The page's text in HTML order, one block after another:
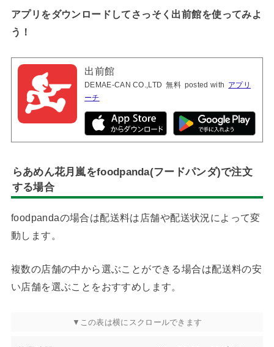
アプリをダウンロードしてさっそく出前館を使ってみよ
う！
出前館
DEMAE-CAN CO.,LTD 無料 posted with アプリ
ーチ
らあめん花月嵐をfoodpanda(フードパンダ)で注文
する場合
foodpandaの場合は配送料は店舗や配送状況によって変
動します。
複数の店舗の中から選ぶことができる場合は配送料の安
い店舗を選ぶことをおすすめします。